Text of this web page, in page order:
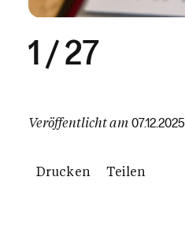
1 /27
Veröffentlicht am 07.12.2025
Drucken Teilen